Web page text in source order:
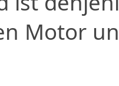
Motor